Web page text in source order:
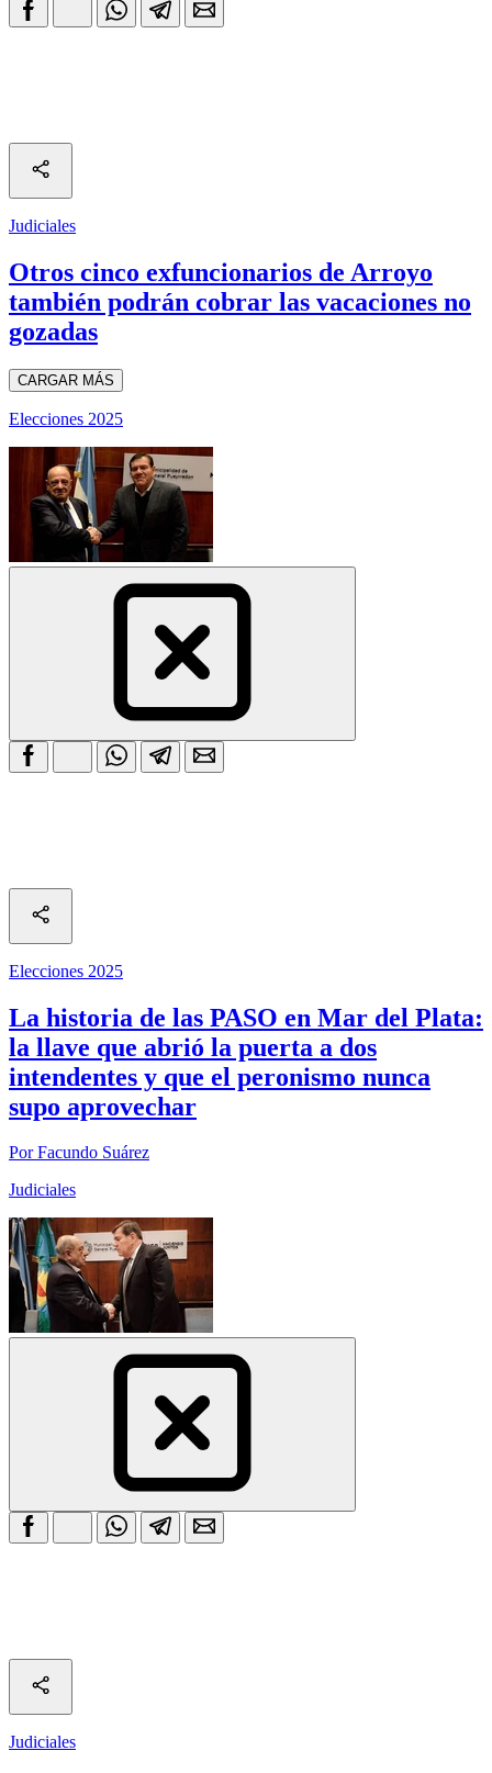
Judiciales
Otros cinco exfuncionarios de Arroyo
también podrán cobrar las vacaciones no
gozadas
CARGAR MÁS
Elecciones 2025
Elecciones 2025
La historia de las PASO en Mar del Plata:
la llave que abrió la puerta a dos
intendentes y que el peronismo nunca
supo aprovechar
Por Facundo Suárez
Judiciales
Judiciales